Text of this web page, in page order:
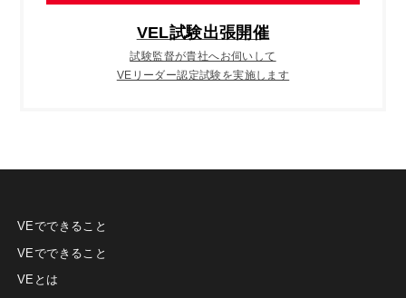
VEL試験出張開催
試験監督が貴社へお伺いして
VEリーダー認定試験を実施します
VEでできること
VEでできること
VEとは